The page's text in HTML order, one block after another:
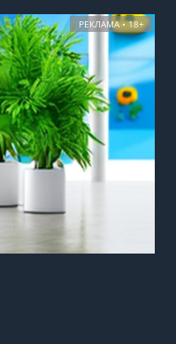
РЕКЛАМА • 18+